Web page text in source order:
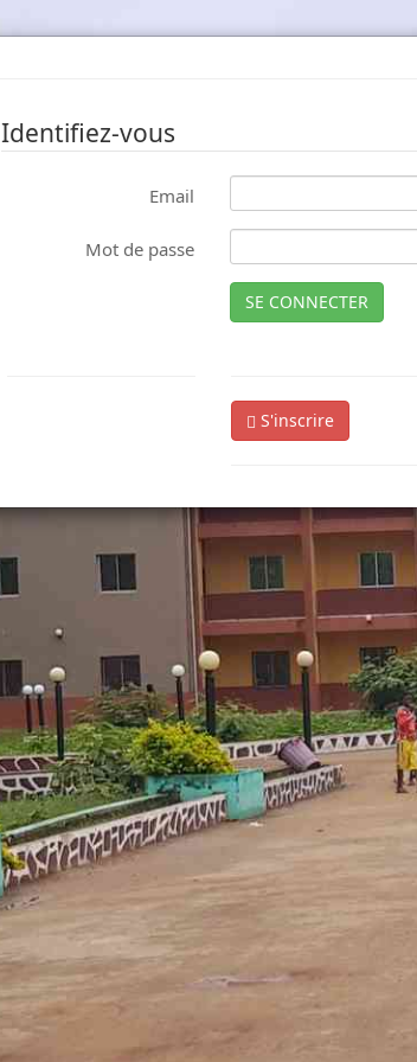
Identifiez-vous
Email
Mot de passe
SE CONNECTER
S'inscrire